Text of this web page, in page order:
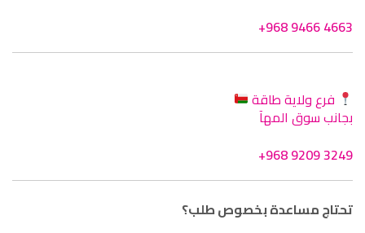
+968 9466 4663
فرع ولاية طاقة
بجانب سوق المهآ
+968 9209 3249
تحتاج مساعدة بخصوص طلب؟